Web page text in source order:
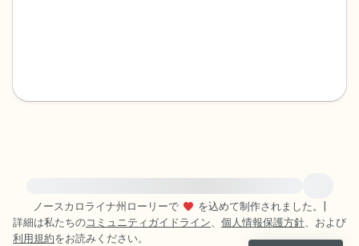
ノースカロライナ州ローリーで
を込めて制作されました。
詳細は私たちのコミュニティガイドライン、 個人情報保護方針、および
利用規約をお読みください。